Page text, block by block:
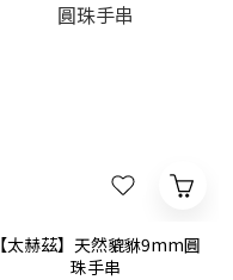
【太赫茲】天然貔貅9mm圓
珠手串